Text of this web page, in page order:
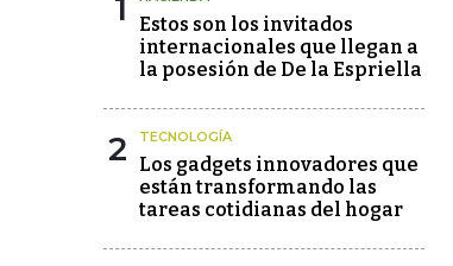
1
Estos son los invitados
internacionales que llegan a
la posesión de De la Espriella
2 TECNOLOGÍA
Los gadgets innovadores que
están transformando las
tareas cotidianas del hogar